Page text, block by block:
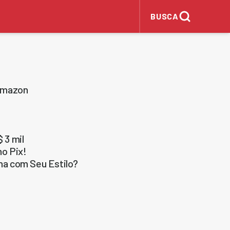
BUSCA
3 mil
Pix!
com Seu Estilo?